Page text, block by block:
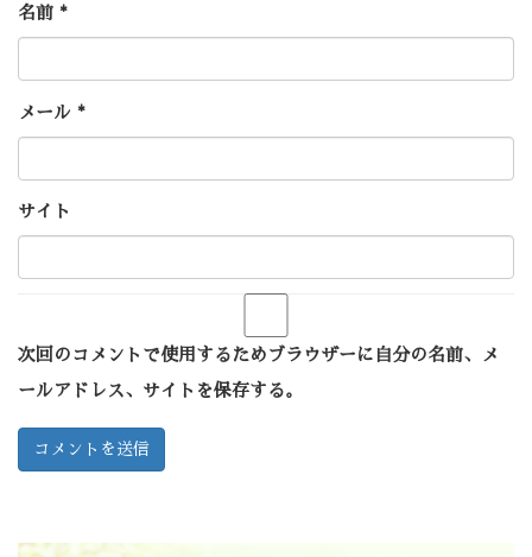
名前 *
メール *
サイト
次回のコメントで使用するためブラウザーに自分の名前、メ
ールアドレス、サイトを保存する。